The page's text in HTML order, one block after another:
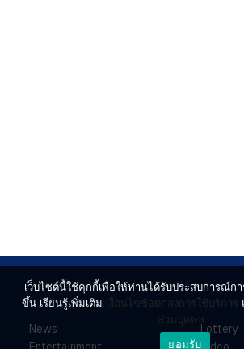
News
Lottery
เว็บไซต์นี้ใช้คุกกี้เพื่อให้ท่านได้รับประสบการณ์กา
ขึ้น เรียนรู้เพิ่มเติม เงื่อนไขข้อตกลงการใช้บริการ
ส่วนบุคคล
ยอมรับ